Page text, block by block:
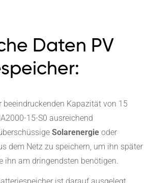
Daten PV
beeindruckenden Kapazität von 15
15-S0 ausreichend
Solarenergie oder
dem Netz zu speichern, um ihn später
ihn am dringendsten benötigen.